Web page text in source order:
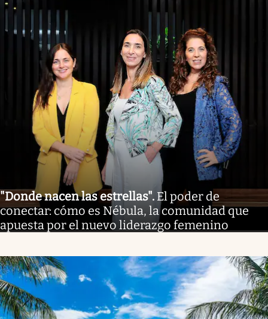
"Donde nacen las estrellas". El poder de
conectar: cómo es Nébula, la comunidad que
apuesta por el nuevo liderazgo femenino